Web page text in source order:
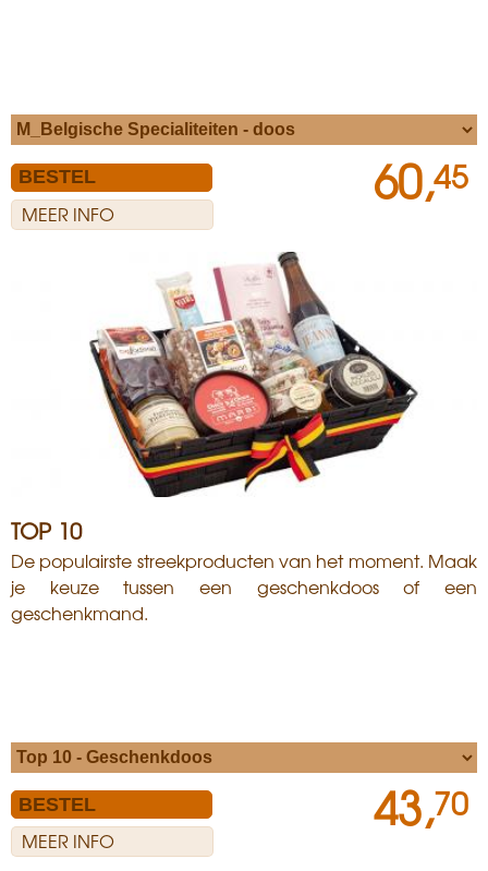
MEER INFO
60,45
TOP 10
De populairste streekproducten van het moment. Maak
je keuze tussen een geschenkdoos of een
geschenkmand.
MEER INFO
43,70